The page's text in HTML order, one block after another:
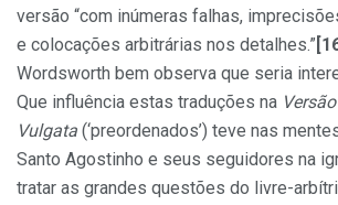
versão “com inúmeras falhas,
e colocações arbitrárias nos detalhes.”
Wordsworth bem observa que seria
Que influência estas traduções na Versão
Vulgata (‘preordenados’) teve nas
Santo Agostinho e seus seguidores na
tratar as grandes questões do livre-